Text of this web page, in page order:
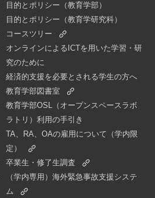
目的とポリシー（教育学部）
目的とポリシー（教育学研究科）
コースツリー
オンラインによるICTを用いた学習・研
究のために
経済的支援を必要とされる学生の方へ
教育学部図書室
教育学部OSL（オープンスペースラボ
ラトリ）利用の手引き
TA、RA、OAの雇用について（学内限
定）
卒業生・修了生調査
（学内専用）海外緊急事故支援システ
ム